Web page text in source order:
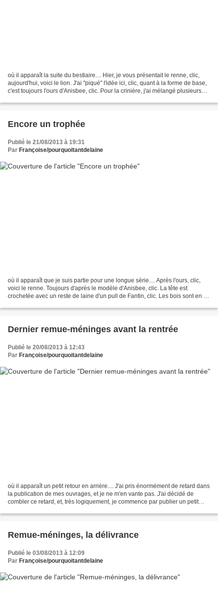
où il apparaît la suite du bestiaire.... Hier, je vous présentait le renne, clic,
aujourd'hui, voici le lion. J'ai "piqué" l'idée ici, clic, quant à la forme de base,
c'est toujours l'ours d'Anisbee, clic. Pour la crinière, j'ai mélangé plusieurs
Encore un trophée
Publié le 21/08/2013 à 19:31
Par Françoise/pourquoitantdelaine
où il apparaît que je suis partie pour une longue série.... Après l'ours, clic,
voici le renne. Toujours d'après le modèle d'Anisbee, clic. La tête est
crochetée avec un reste de laine d'un pull de Fantin, clic. Les bois sont en fil
Dernier remue-méninges avant la rentrée
Publié le 20/08/2013 à 12:43
Par Françoise/pourquoitantdelaine
où il apparaît un petit retour en arrière.... J'ai pris énormément de retard dans
la publication de mes ouvrages, et je ne m'en vante pas. J'ai décidé de
combler ce retard, et, très logiquement, je commence par publier un petit
Remue-méninges, la délivrance
Publié le 03/08/2013 à 12:09
Par Françoise/pourquoitantdelaine